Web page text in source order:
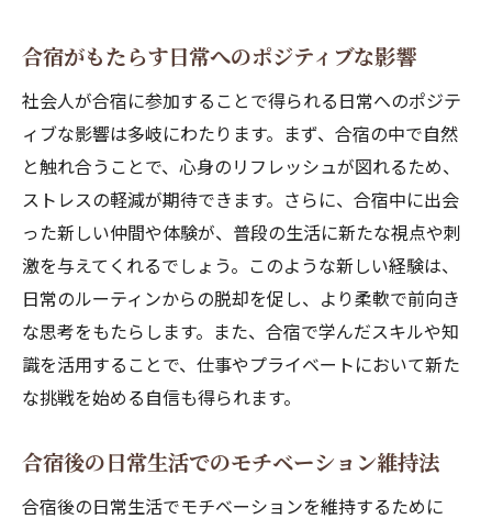
合宿がもたらす日常へのポジティブな影響
社会人が合宿に参加することで得られる日常へのポジテ
ィブな影響は多岐にわたります。まず、合宿の中で自然
と触れ合うことで、心身のリフレッシュが図れるため、
ストレスの軽減が期待できます。さらに、合宿中に出会
った新しい仲間や体験が、普段の生活に新たな視点や刺
激を与えてくれるでしょう。このような新しい経験は、
日常のルーティンからの脱却を促し、より柔軟で前向き
な思考をもたらします。また、合宿で学んだスキルや知
識を活用することで、仕事やプライベートにおいて新た
な挑戦を始める自信も得られます。
合宿後の日常生活でのモチベーション維持法
合宿後の日常生活でモチベーションを維持するために